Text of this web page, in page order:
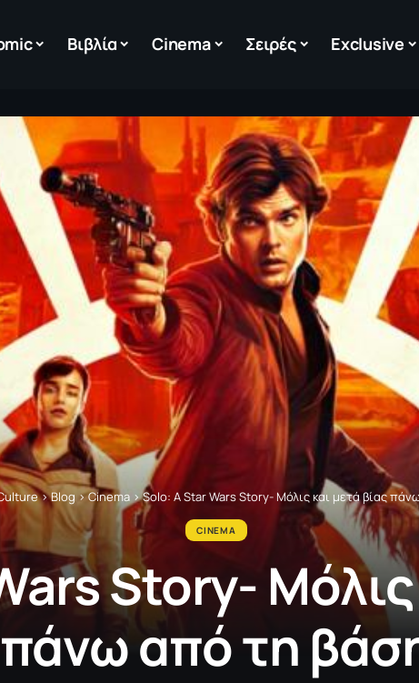
Βιβλία Cinema Σειρές Exclusive
>Blog >Cinema>Solo: Α Star Wars Story- Mόλις και μετά βίας
CINEMA
Story- Mόλις
πάνω από τη